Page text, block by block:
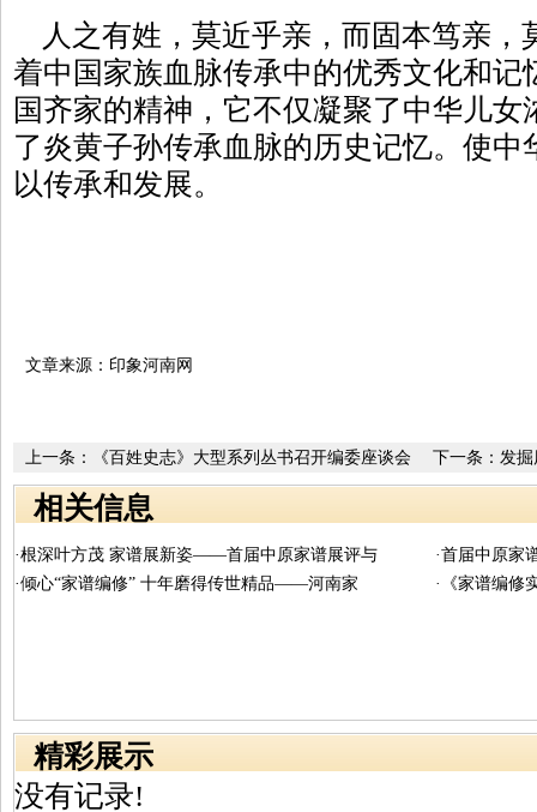
人之有姓，莫近乎亲，而固本笃亲，
着中国家族血脉传承中的优秀文化和记
国齐家的精神，它不仅凝聚了中华儿
了炎黄子孙传承血脉的历史记忆。使
以传承和发展。
文章来源：印象河南网
下一条： 发
郑姓源流研
上一条： 《百姓史志》大型系列丛书召开编委座谈会
相关信息
·根深叶方茂 家谱展新姿——首届中原家谱展评与
·首届中原家
·倾心“家谱编修” 十年磨得传世精品——河南家
·《家谱编修
精彩展示
没有记录!